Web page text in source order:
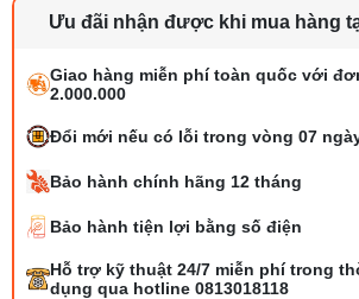
Ưu đãi nhận được khi mua hàng
Giao hàng miễn phí toàn quốc với
2.000.000
Đổi mới nếu có lỗi trong vòng 07
Bảo hành chính hãng 12 tháng
Bảo hành tiện lợi bằng số điện
Hỗ trợ kỹ thuật 24/7 miễn phí trong
dụng qua hotline 0813018118
Tổng hợp 6 loại kéo cắt
đáng mua